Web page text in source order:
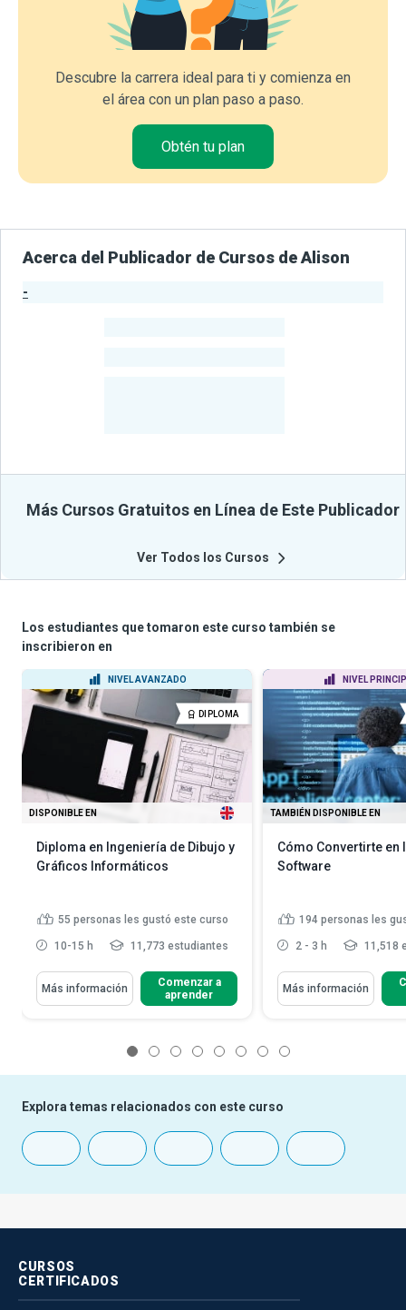
Descubre la carrera ideal para ti y comienza en
el área con un plan paso a paso.
Obtén tu plan
Acerca del Publicador de Cursos de Alison
-
Más Cursos Gratuitos en Línea de Este Publicador
Ver Todos los Cursos
Los estudiantes que tomaron este curso también se
inscribieron en
NIVEL AVANZADO
DIPLOMA
DISPONIBLE EN
Diploma en Ingeniería de Dibujo y
Gráficos Informáticos
55 personas les gustó este curso
10-15 h 11,773 estudiantes
Más información
Comenzar a
aprender
NIVEL
TAMBIÉN DISPONIBLE EN
Cómo Convertirte en
Software
194 personas les
2 - 3 h 11,518
Más información
Explora temas relacionados con este curso
CURSOS
CERTIFICADOS